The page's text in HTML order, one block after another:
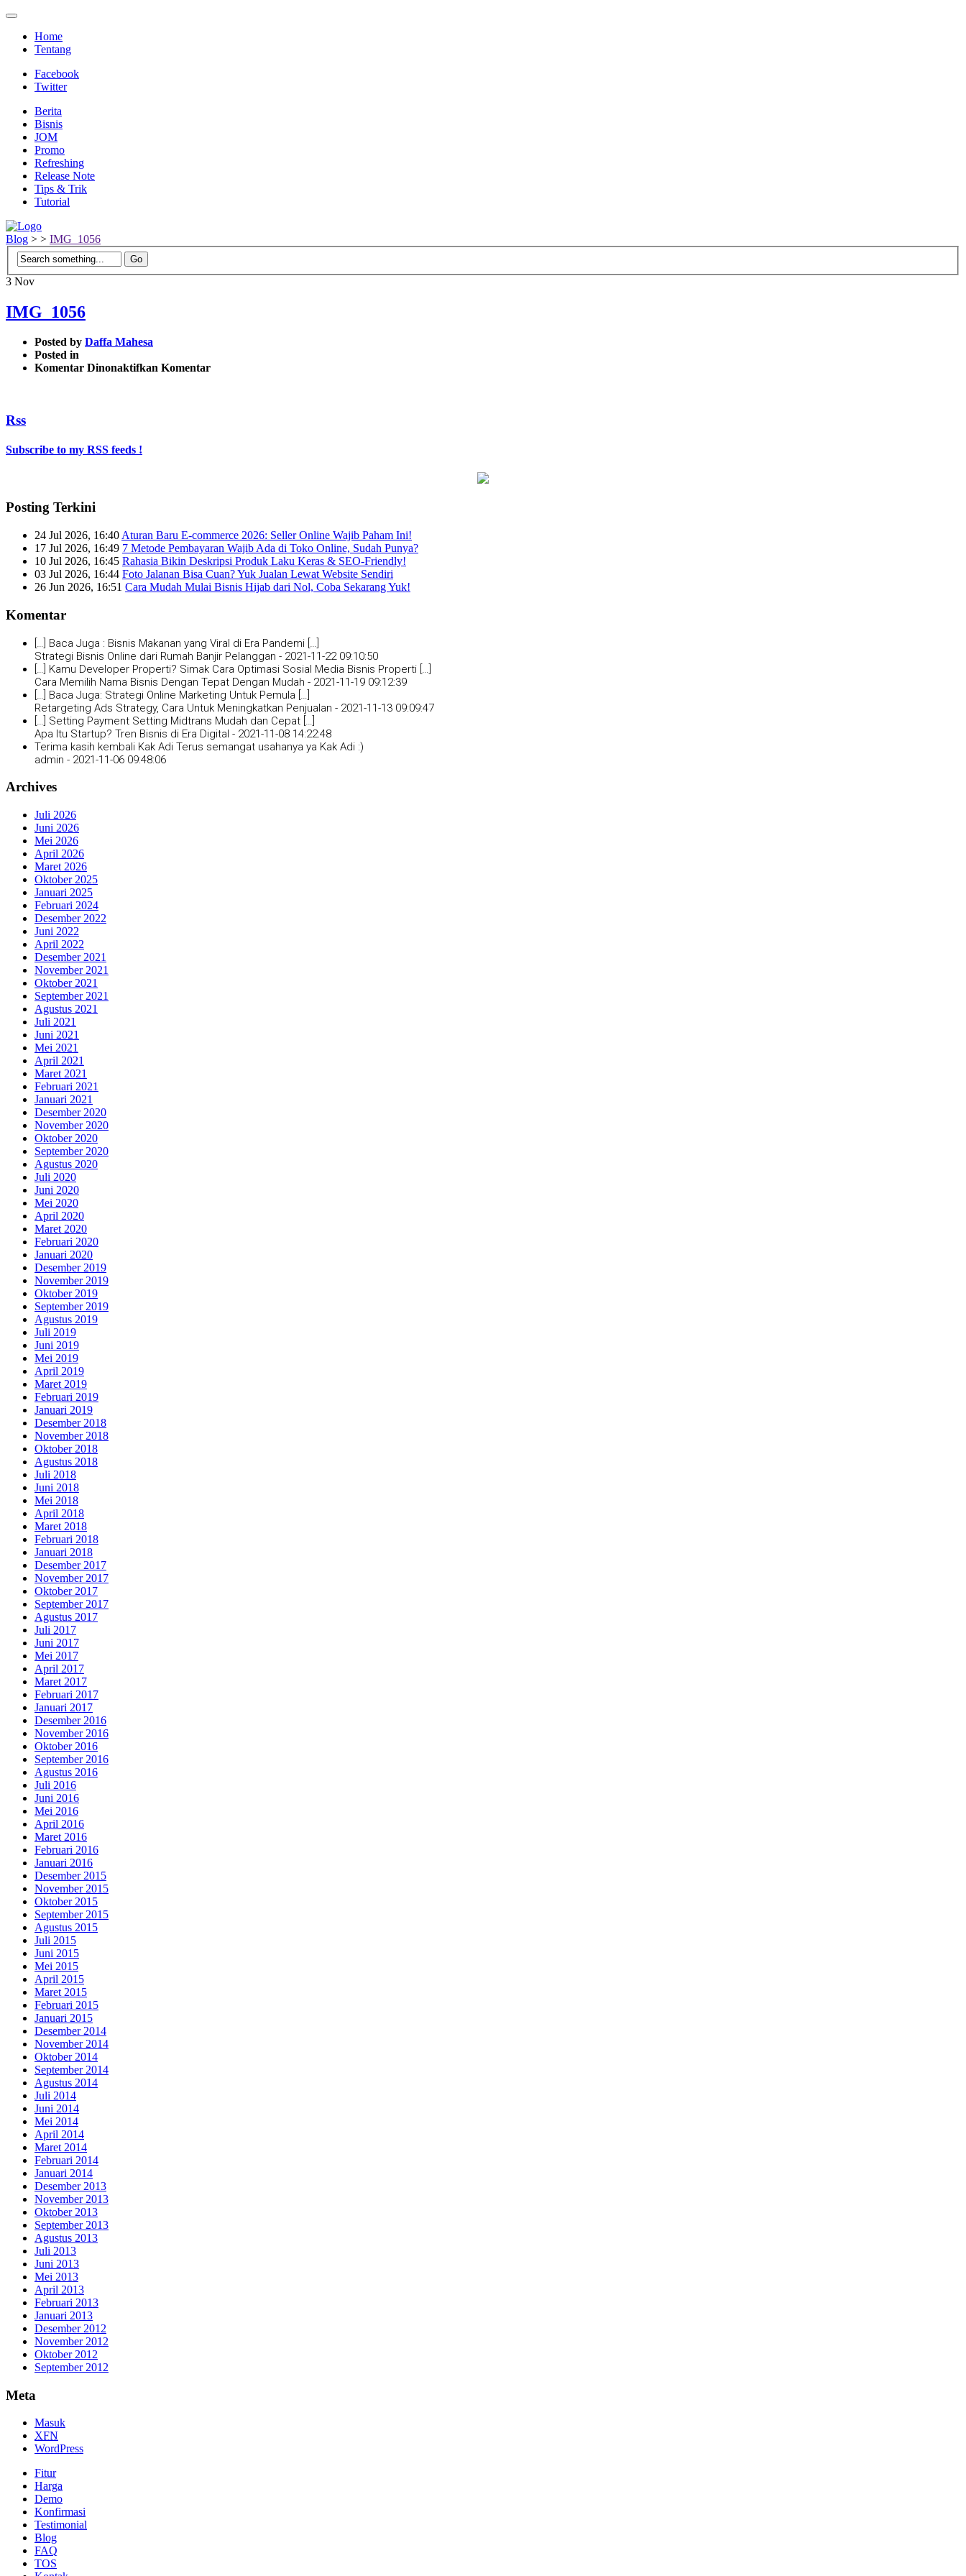
Home
Tentang
Facebook
Twitter
Berita
Bisnis
JOM
Promo
Refreshing
Release Note
Tips & Trik
Tutorial
Blog > > IMG_1056
3 Nov
IMG_1056
Posted by Daffa Mahesa
Posted in
Komentar Dinonaktifkan pada
Komentar
Rss
Subscribe to my RSS feeds !
Posting Terkini
24 Jul 2026, 16:40 Aturan Baru E-commerce 2026: Seller Online Wajib Paham Ini!
17 Jul 2026, 16:49 7 Metode Pembayaran Wajib Ada di Toko Online, Sudah Punya?
10 Jul 2026, 16:45 Rahasia Bikin Deskripsi Produk Laku Keras & SEO-Friendly!
03 Jul 2026, 16:44 Foto Jalanan Bisa Cuan? Yuk Jualan Lewat Website Sendiri
26 Jun 2026, 16:51 Cara Mudah Mulai Bisnis Hijab dari Nol, Coba Sekarang Yuk!
Komentar
[…] Baca Juga : Bisnis Makanan yang Viral di Era Pandemi […]
Strategi Bisnis Online dari Rumah Banjir Pelanggan - 2021-11-22 09:10:50
[…] Kamu Developer Properti? Simak Cara Optimasi Sosial Media Bisnis Properti […]
Cara Memilih Nama Bisnis Dengan Tepat Dengan Mudah - 2021-11-19 09:12:39
[…] Baca Juga: Strategi Online Marketing Untuk Pemula […]
Retargeting Ads Strategy, Cara Untuk Meningkatkan Penjualan - 2021-11-13 09:09:47
[…] Setting Payment Setting Midtrans Mudah dan Cepat […]
Apa Itu Startup? Tren Bisnis di Era Digital - 2021-11-08 14:22:48
Terima kasih kembali Kak Adi Terus semangat usahanya ya Kak Adi :)
admin - 2021-11-06 09:48:06
Archives
Juli 2026
Juni 2026
Mei 2026
April 2026
Maret 2026
Oktober 2025
Januari 2025
Februari 2024
Desember 2022
Juni 2022
April 2022
Desember 2021
November 2021
Oktober 2021
September 2021
Agustus 2021
Juli 2021
Juni 2021
Mei 2021
April 2021
Maret 2021
Februari 2021
Januari 2021
Desember 2020
November 2020
Oktober 2020
September 2020
Agustus 2020
Juli 2020
Juni 2020
Mei 2020
April 2020
Maret 2020
Februari 2020
Januari 2020
Desember 2019
November 2019
Oktober 2019
September 2019
Agustus 2019
Juli 2019
Juni 2019
Mei 2019
April 2019
Maret 2019
Februari 2019
Januari 2019
Desember 2018
November 2018
Oktober 2018
Agustus 2018
Juli 2018
Juni 2018
Mei 2018
April 2018
Maret 2018
Februari 2018
Januari 2018
Desember 2017
November 2017
Oktober 2017
September 2017
Agustus 2017
Juli 2017
Juni 2017
Mei 2017
April 2017
Maret 2017
Februari 2017
Januari 2017
Desember 2016
November 2016
Oktober 2016
September 2016
Agustus 2016
Juli 2016
Juni 2016
Mei 2016
April 2016
Maret 2016
Februari 2016
Januari 2016
Desember 2015
November 2015
Oktober 2015
September 2015
Agustus 2015
Juli 2015
Juni 2015
Mei 2015
April 2015
Maret 2015
Februari 2015
Januari 2015
Desember 2014
November 2014
Oktober 2014
September 2014
Agustus 2014
Juli 2014
Juni 2014
Mei 2014
April 2014
Maret 2014
Februari 2014
Januari 2014
Desember 2013
November 2013
Oktober 2013
September 2013
Agustus 2013
Juli 2013
Juni 2013
Mei 2013
April 2013
Februari 2013
Januari 2013
Desember 2012
November 2012
Oktober 2012
September 2012
Meta
Masuk
XFN
WordPress
Fitur
Harga
Demo
Konfirmasi
Testimonial
Blog
FAQ
TOS